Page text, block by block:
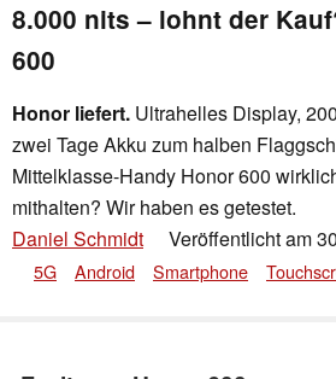
8.000 nits – lohnt der
600
Honor liefert. Ultrahelles Display,
zwei Tage Akku zum halben
Mittelklasse-Handy Honor 600
mithalten? Wir haben es getestet.
Daniel Schmidt
Veröffentlicht am
5G Android Smartphone